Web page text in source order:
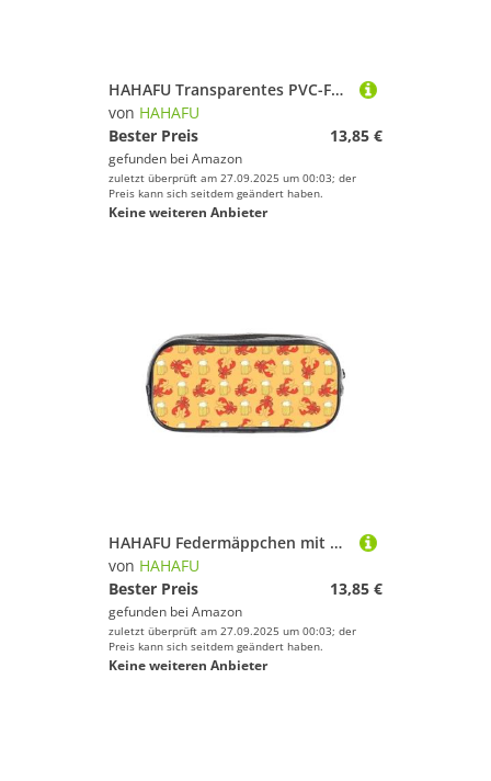
HAHAFU Transparentes PVC-Federmäppchen mit Sonnenblumen-Schmetterlingen, transparente Make-up-Tasche für Schule, Büro, Reisen, Fitnessstudio, Zubehör (komplett bedruckte Vorderseite)
von HAHAFU
Bester Preis
13,85 €
gefunden bei Amazon
zuletzt überprüft am 27.09.2025 um 00:03; der
Preis kann sich seitdem geändert haben.
Keine weiteren Anbieter
HAHAFU Federmäppchen mit Bier- und Krebsmuster, transparentes PVC-Federmäppchen, transparente Make-up-Tasche für Schule, Büro, Reisen, Fitnessstudio, Zubehör, Organizer (komplett bedruckte Vorderseite
von HAHAFU
Bester Preis
13,85 €
gefunden bei Amazon
zuletzt überprüft am 27.09.2025 um 00:03; der
Preis kann sich seitdem geändert haben.
Keine weiteren Anbieter